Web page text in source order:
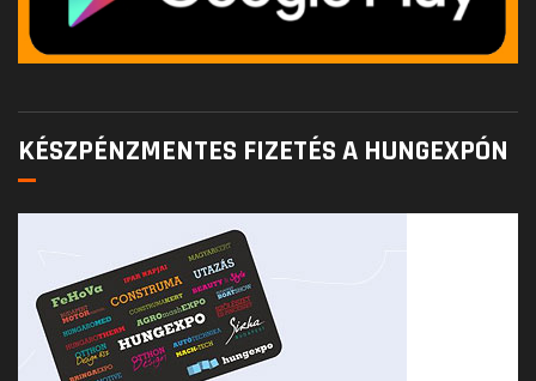
KÉSZPÉNZMENTES FIZETÉS A HUNGEXPÓN